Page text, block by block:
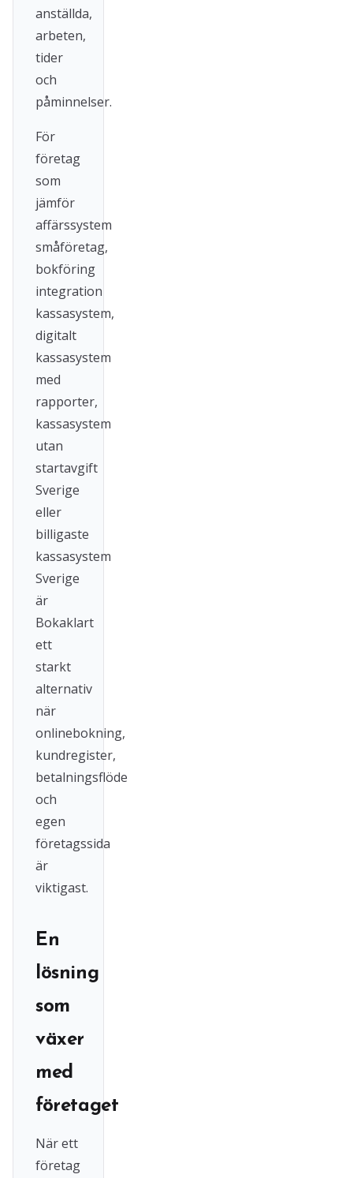
anställda,
arbeten,
tider
och
påminnelser.
För
företag
som
jämför
affärssystem
småföretag,
bokföring
integration
kassasystem,
digitalt
kassasystem
med
rapporter,
kassasystem
utan
startavgift
Sverige
eller
billigaste
kassasystem
Sverige
är
Bokaklart
ett
starkt
alternativ
när
onlinebokning,
kundregister,
betalningsflöde
och
egen
företagssida
är
viktigast.
En
lösning
som
växer
med
företaget
När ett
företag